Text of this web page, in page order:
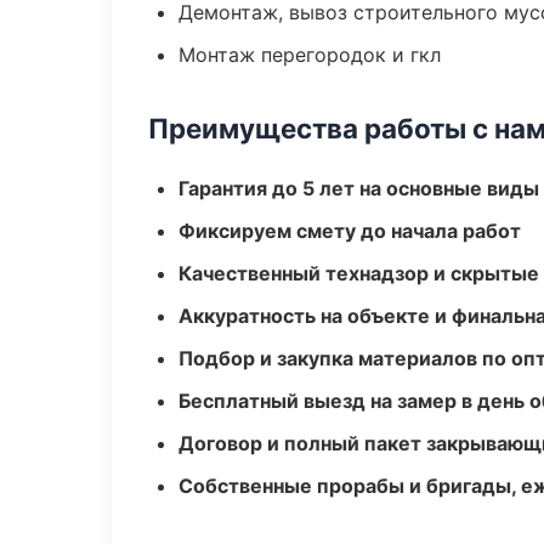
Демонтаж, вывоз строительного
Монтаж перегородок и гкл
Преимущества работы с
Гарантия до 5 лет на основные виды
Фиксируем смету до начала работ
Качественный технадзор и
Аккуратность на объекте и
Подбор и закупка материалов по
Бесплатный выезд на замер в день
Договор и полный пакет
Собственные прорабы и бригады,